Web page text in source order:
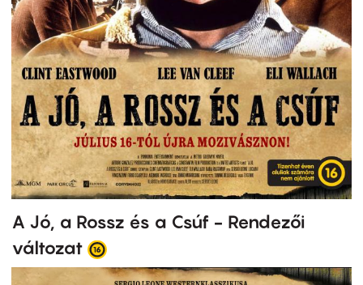
A Jó, a Rossz és a Csúf - Rendezői
változat